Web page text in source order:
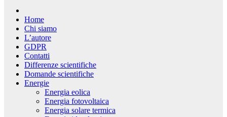
Home
Chi siamo
L’autore
GDPR
Contatti
Differenze scientifiche
Domande scientifiche
Energie
Energia eolica
Energia fotovoltaica
Energia solare termica